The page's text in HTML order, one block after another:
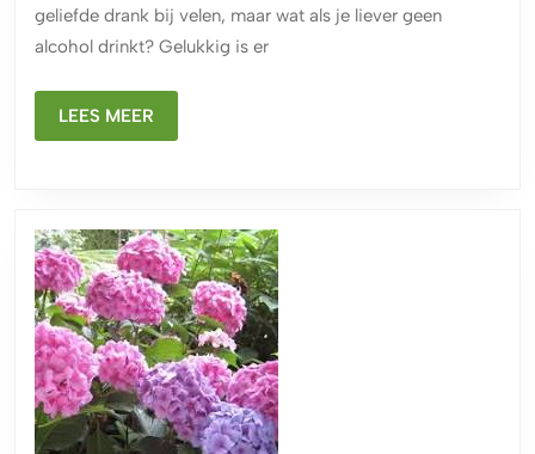
van
geliefde drank bij velen, maar wat als je liever geen
alcohol drinkt? Gelukkig is er
LEES MEER
MEER